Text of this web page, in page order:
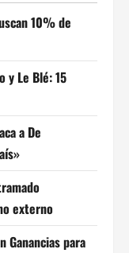
10% de
y Le Blé: 15
a De
externo
Ganancias para